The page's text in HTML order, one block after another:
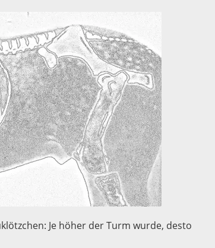
Je höher der Turm wurde, desto